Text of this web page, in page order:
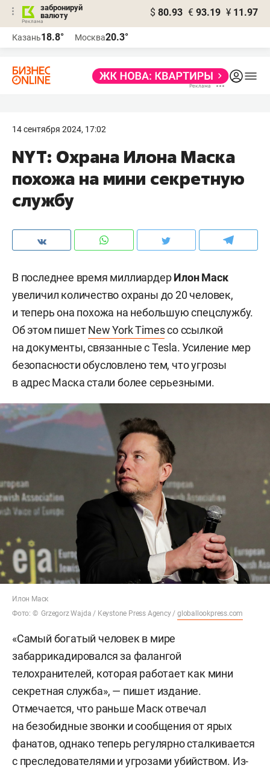
забронируй
валюту
$ 80.93 € 93.19 ¥ 11.97
Казань18.8° Москва20.3°
14 сентября 2024, 17:02
NYT: Охрана Илона Маска
похожа на мини секретную
службу
В последнее время миллиардерИлон Маск
увеличил количество охраны до 20 человек,
и теперь она похожа на небольшую спецслужбу.
Об этом пишетNew York Timesсо ссылкой
на документы, связанные с Tesla. Усиление мер
безопасности обусловлено тем, что угрозы
в адрес Маска стали более серьезными.
Илон Маск
Фото: © Grzegorz Wajda / Keystone Press Agency /globallookpress.com
«Самый богатый человек в мире
забаррикадировался за фалангой
телохранителей, которая работает как мини
секретная служба», — пишет издание.
Отмечается, что раньше Маск отвечал
на безобидные звонки и сообщения от ярых
фанатов, однако теперь регулярно сталкивается
с преследователями и угрозами убийством. Из-